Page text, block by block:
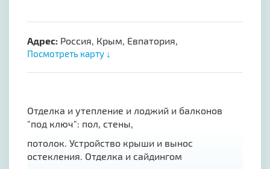
Адрес: Россия, Крым, Евпатория,
Посмотреть карту ↓
Отделка и утепление и лоджий и балконов
"под ключ": пол, стены,
потолок. Устройство крыши и вынос
остекления. Отделка и сайдингом